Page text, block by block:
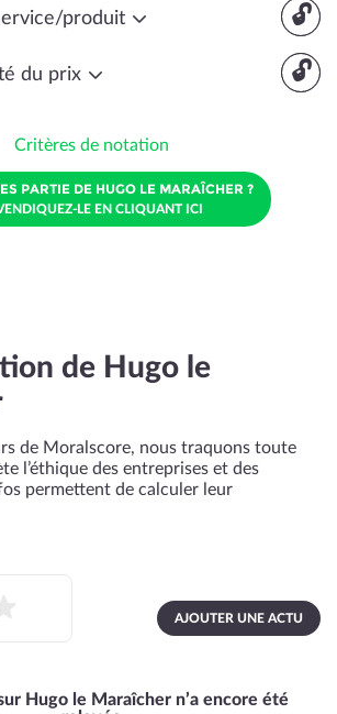
🔓
produit
🔓
du prix
Critères de notation
PARTIE DE HUGO LE MARAÎCHER ?
LE EN CLIQUANT ICI
de Hugo le
de Moralscore, nous traquons toute
l’éthique des entreprises et des
permettent de calculer leur
AJOUTER UNE ACTU
Hugo le Maraîcher n’a encore été